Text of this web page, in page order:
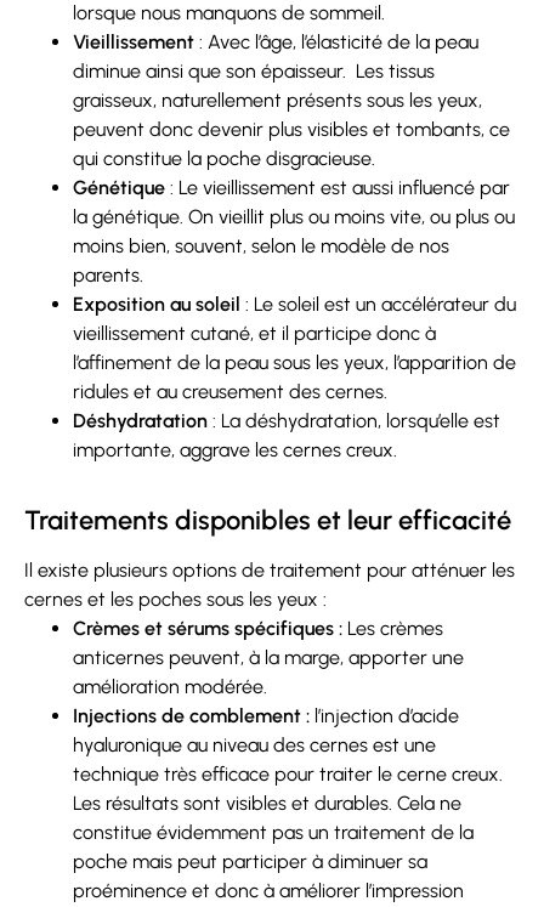
lorsque nous manquons de sommeil.
Vieillissement : Avec l’âge, l’élasticité de la peau
diminue ainsi que son épaisseur. Les tissus
graisseux, naturellement présents sous les yeux,
peuvent donc devenir plus visibles et tombants, ce
qui constitue la poche disgracieuse.
Génétique : Le vieillissement est aussi influencé par
la génétique. On vieillit plus ou moins vite, ou plus ou
moins bien, souvent, selon le modèle de nos
parents.
Exposition au soleil : Le soleil est un accélérateur du
vieillissement cutané, et il participe donc à
l’affinement de la peau sous les yeux, l’apparition de
ridules et au creusement des cernes.
Déshydratation : La déshydratation, lorsqu’elle est
importante, aggrave les cernes creux.
Traitements disponibles et leur efficacité
Il existe plusieurs options de traitement pour atténuer les
cernes et les poches sous les yeux :
Crèmes et sérums spécifiques : Les crèmes
anticernes peuvent, à la marge, apporter une
amélioration modérée.
Injections de comblement : l’injection d’acide
hyaluronique au niveau des cernes est une
technique très efficace pour traiter le cerne creux.
Les résultats sont visibles et durables. Cela ne
constitue évidemment pas un traitement de la
poche mais peut participer à diminuer sa
proéminence et donc à améliorer l’impression